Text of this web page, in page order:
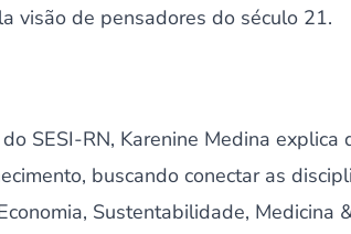
visão de pensadores do século 21.
SESI-RN, Karenine Medina
buscando conectar as
Sustentabilidade, Medicina